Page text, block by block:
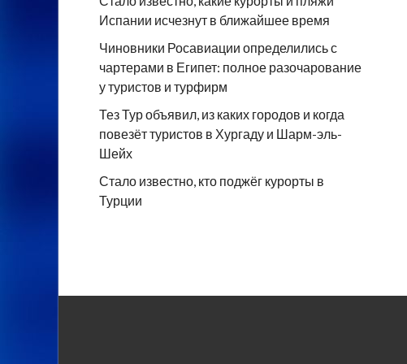
Испании исчезнут в ближайшее время
Чиновники Росавиации определились с
чартерами в Египет: полное разочарование
у туристов и турфирм
Тез Тур объявил, из каких городов и когда
повезёт туристов в Хургаду и Шарм-эль-
Шейх
Стало известно, кто поджёг курорты в
Турции